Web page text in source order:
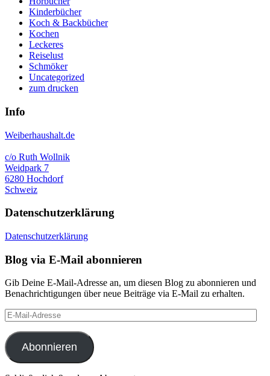
Kinderbücher
Koch & Backbücher
Kochen
Leckeres
Reiselust
Schmöker
Uncategorized
zum drucken
Info
Weiberhaushalt.de
c/o Ruth Wollnik
Weidpark 7
6280 Hochdorf
Schweiz
Datenschutzerklärung
Datenschutzerklärung
Blog via E-Mail abonnieren
Gib Deine E-Mail-Adresse an, um diesen Blog zu abonnieren und
Benachrichtigungen über neue Beiträge via E-Mail zu erhalten.
E-
Mail-
Adresse
Abonnieren